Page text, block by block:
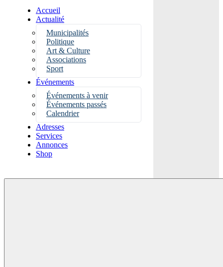
Accueil
Actualité
Municipalités
Politique
Art & Culture
Associations
Sport
Événements
Événements à venir
Événements passés
Calendrier
Adresses
Services
Annonces
Shop